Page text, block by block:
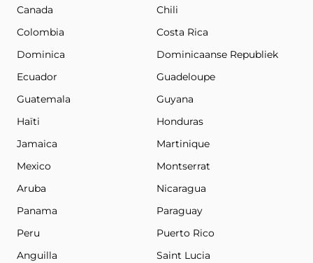
Canada
Chili
Colombia
Costa Rica
Dominica
Dominicaanse Republiek
Ecuador
Guadeloupe
Guatemala
Guyana
Haïti
Honduras
Jamaica
Martinique
Mexico
Montserrat
Aruba
Nicaragua
Panama
Paraguay
Peru
Puerto Rico
Anguilla
Saint Lucia